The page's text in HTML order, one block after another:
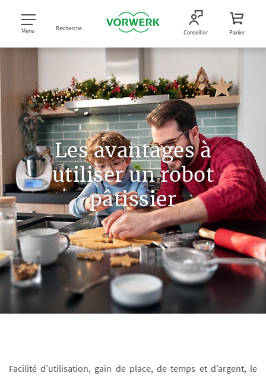
Menu Recherche Conseiller Panier
Les avantages à
utiliser un robot
pâtissier
Facilité d’utilisation, gain de place, de temps et d’argent, le